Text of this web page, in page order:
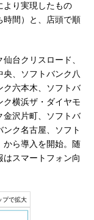
り実現したもの
時間）と、店頭で順
台クリスロード、
、ソフトバンク八
ク六本木、ソフトバ
ク横浜ザ・ダイヤモ
金沢片町、ソフトバ
ク名古屋、ソフト
から導入を開始。随
スマートフォン向